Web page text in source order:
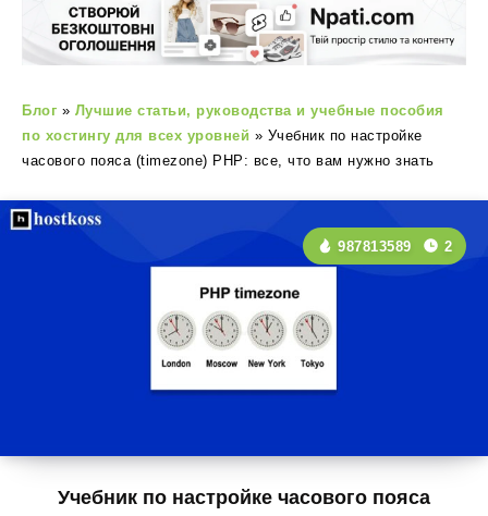
Блог » Лучшие статьи, руководства и учебные пособия
по хостингу для всех уровней » Учебник по настройке
часового пояса (timezone) PHP: все, что вам нужно знать
Учебник по настройке часового пояса
987813589 2